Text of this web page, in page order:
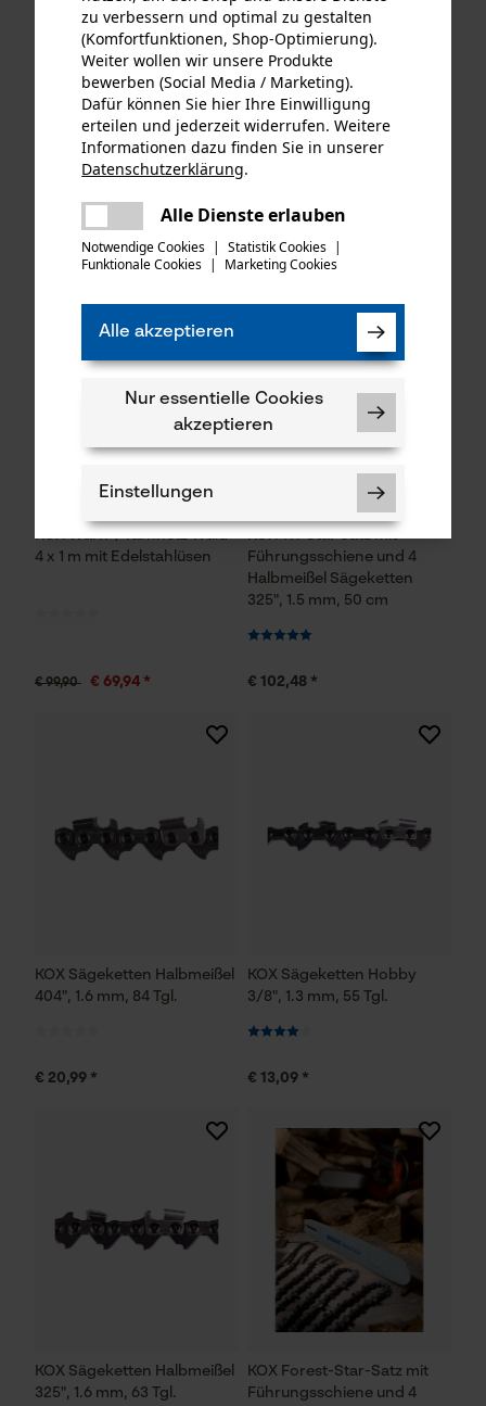
KOX Ersatz-Drehwirbel für
unsere Forstmaßbänder mit
Auslösehaken Typ B
€ 1,60 *
KOX Tri-Star Satz mit
Führungsschiene und 4
Halbmeißel Sägeketten 3/8",
€ 79,43 *
KOX Warn-/Tarnnetz Wald
4 x 1 m mit Edelstahlüsen
€ 99,90 € 69,94 *
KOX Tri-Star Satz mit
Führungsschiene und 4
Halbmeißel Sägeketten
325", 1.5 mm, 50 cm
€ 102,48 *
KOX Sägeketten Halbmeißel
404", 1.6 mm, 84 Tgl.
€ 20,99 *
KOX Sägeketten Hobby
3/8", 1.3 mm, 55 Tgl.
€ 13,09 *
KOX Sägeketten Halbmeißel
325", 1.6 mm, 63 Tgl.
KOX Forest-Star-Satz mit
Führungsschiene und 4
zu verbessern und optimal zu gestalten
(Komfortfunktionen, Shop-Optimierung).
Weiter wollen wir unsere Produkte
bewerben (Social Media / Marketing).
Dafür können Sie hier Ihre Einwilligung
erteilen und jederzeit widerrufen. Weitere
Informationen dazu finden Sie in unserer
Datenschutzerklärung.
Alle Dienste erlauben
Notwendige Cookies | Statistik Cookies |
Funktionale Cookies | Marketing Cookies
Alle akzeptieren
Nur essentielle Cookies
akzeptieren
Einstellungen
Notwendige Cookies
Session ID
Speichern der Auswahl zur
Datenverarbeitung
Statistik Cookies
Mouseflow Web Analytics Tool
Fact-Finder Tracking
Funktionale Cookies
Loop54 Personalization
Personalisierte Startseite
Es ist ein Fehler aufgetreten. Bitte
versuchen Sie es erneut.
mail